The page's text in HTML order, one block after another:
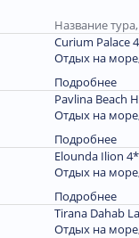
Название
Curium Palace
Отдых на
Подробнее
Pavlina Beach
Отдых на
Подробнее
Elounda Ilion 4*
Отдых на
Подробнее
Tirana Dahab
Отдых на